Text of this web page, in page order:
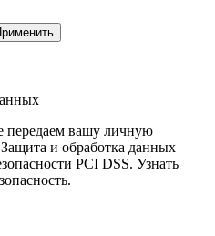
передаем вашу личную
и обработка данных
PCI DSS. Узнать